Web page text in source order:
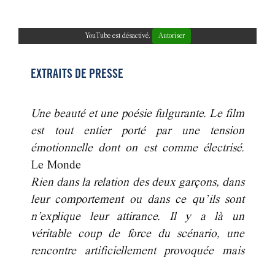
YouTube est désactivé. Autoriser
EXTRAITS DE PRESSE
Une beauté et une poésie fulgurante. Le film
est tout entier porté par une tension
émotionnelle dont on est comme électrisé.
Le Monde
Rien dans la relation des deux garçons, dans
leur comportement ou dans ce qu’ils sont
n’explique leur attirance. Il y a là un
véritable coup de force du scénario, une
rencontre artificiellement provoquée mais